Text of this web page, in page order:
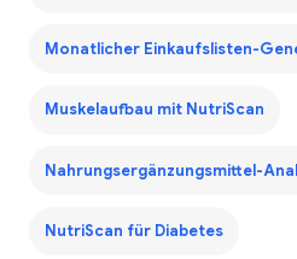
Monatlicher Einkaufslisten-
Muskelaufbau mit NutriScan
Nahrungsergänzungsmittel-
NutriScan für Diabetes